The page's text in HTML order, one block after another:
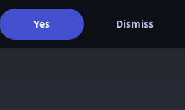
Yes Dismiss